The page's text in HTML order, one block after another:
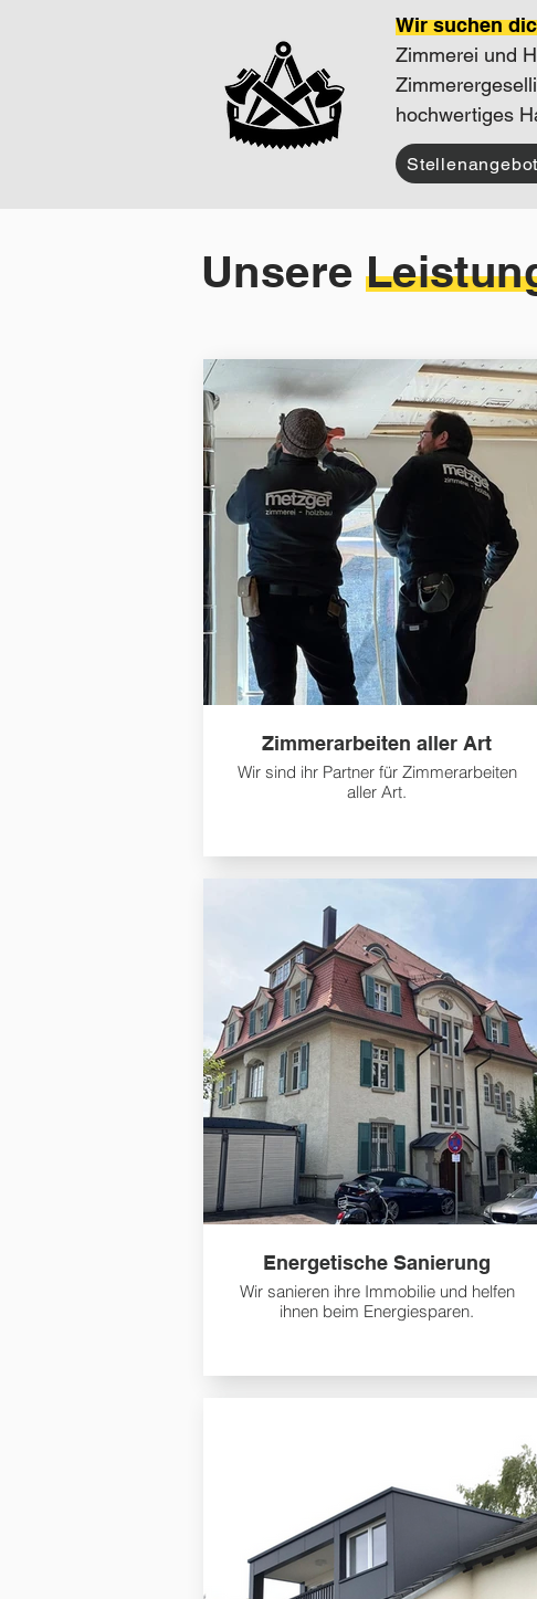
Wir suchen
Zimmerei und
hochwertiges
Unsere
Zimmerarbeiten aller Art
Wir sind ihr Partner für Zimmerarbeiten
aller Art.
Energetische Sanierung
Wir sanieren ihre Immobilie und helfen
ihnen beim Energiesparen.